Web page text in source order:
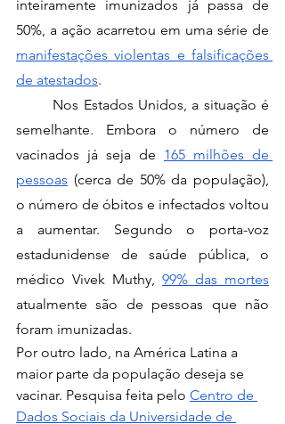
inteiramente imunizados já passa de
manifestações violentas e falsificações
de atestados.
semelhante. Embora o número de
vacinados já seja de 165 milhões de
pessoas (cerca de 50% da população),
o número de óbitos e infectados voltou
a aumentar. Segundo o porta-voz
estadunidense de saúde pública, o
médico Vivek Muthy, 99% das mortes
atualmente são de pessoas que não
foram imunizadas.
Por outro lado, na América Latina a
maior parte da população deseja se
vacinar. Pesquisa feita pelo Centro de
Dados Sociais da Universidade de